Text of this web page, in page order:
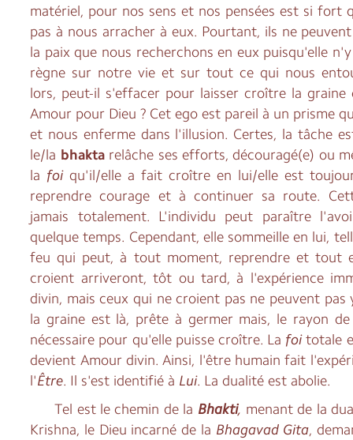
matériel, pour nos sens et nos pensées est si fort
pas à nous arracher à eux. Pourtant, ils ne
la paix que nous recherchons en eux puisqu'elle
règne sur notre vie et sur tout ce qui nous
lors, peut-il s'effacer pour laisser croître la
Amour pour Dieu ? Cet ego est pareil à un prisme
et nous enferme dans l'illusion. Certes, la tâche
le/la bhaktarelâche ses efforts, découragé(e) ou
la foiqu'il/elle a fait croître en lui/elle est
reprendre courage et à continuer sa route.
jamais totalement. L'individu peut paraître
quelque temps. Cependant, elle sommeille en lui,
feu qui peut, à tout moment, reprendre et tout
croient arriveront, tôt ou tard, à l'expérience
divin, mais ceux qui ne croient pas ne peuvent pas
la graine est là, prête à germer mais, le rayon
nécessaire pour qu'elle puisse croître. La foitotale
devient Amour divin. Ainsi, l'être humain fait
l'Être. Il s'est identifié à Lui. La dualité est abolie.
Tel est le chemin de la Bhakti, menant de la
Krishna, le Dieu incarné de la Bhagavad Gita,